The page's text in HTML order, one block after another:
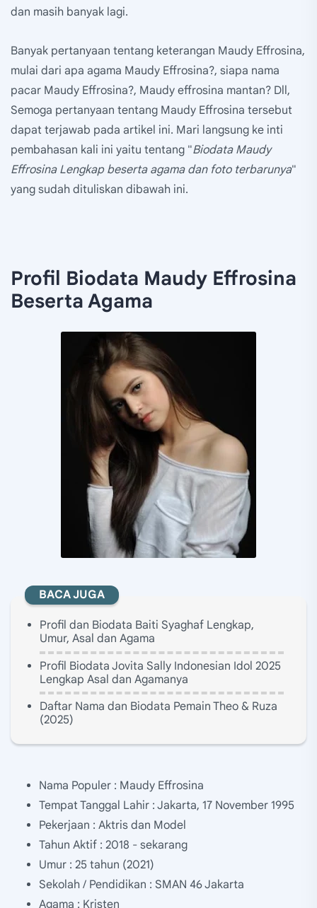
dan masih banyak lagi.
Banyak pertanyaan tentang keterangan Maudy Effrosina,
mulai dari apa agama Maudy Effrosina?, siapa nama
pacar Maudy Effrosina?, Maudy effrosina mantan? Dll,
Semoga pertanyaan tentang Maudy Effrosina tersebut
dapat terjawab pada artikel ini. Mari langsung ke inti
pembahasan kali ini yaitu tentang "Biodata Maudy
Effrosina Lengkap beserta agama dan foto terbarunya"
yang sudah dituliskan dibawah ini.
Profil Biodata Maudy Effrosina
Beserta Agama
BACA JUGA
Profil dan Biodata Baiti Syaghaf Lengkap,
Umur, Asal dan Agama
Profil Biodata Jovita Sally Indonesian Idol 2025
Lengkap Asal dan Agamanya
Daftar Nama dan Biodata Pemain Theo & Ruza
(2025)
Nama Populer : Maudy Effrosina
Tempat Tanggal Lahir : Jakarta, 17 November 1995
Pekerjaan : Aktris dan Model
Tahun Aktif : 2018 - sekarang
Umur : 25 tahun (2021)
Sekolah / Pendidikan : SMAN 46 Jakarta
Agama : Kristen